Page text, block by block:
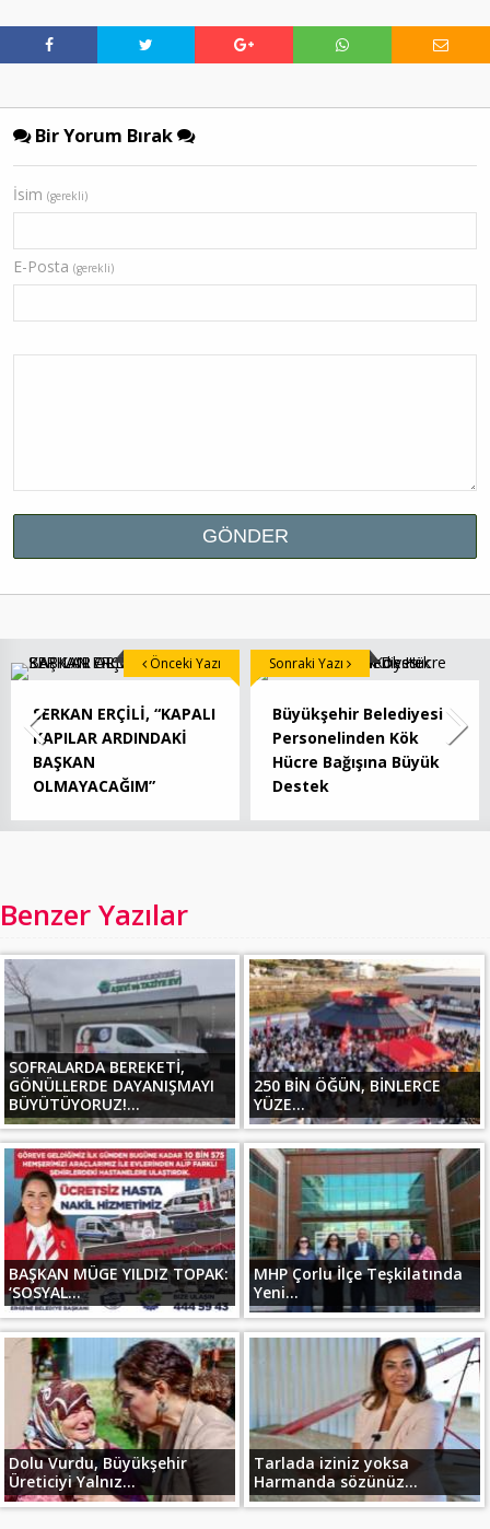
Bir Yorum Bırak
İsim (gerekli)
E-Posta (gerekli)
SERKAN ERÇİLİ, “KAPALI
KAPILAR ARDINDAKİ
BAŞKAN
OLMAYACAĞIM”
Önceki Yazı
Büyükşehir Belediyesi
Personelinden Kök
Hücre Bağışına Büyük
Destek
Sonraki Yazı
Benzer Yazılar
SOFRALARDA BEREKETİ,
GÖNÜLLERDE DAYANIŞMAYI
BÜYÜTÜYORUZ!...
250 BİN ÖĞÜN, BİNLERCE
YÜZE...
BAŞKAN MÜGE YILDIZ TOPAK:
‘SOSYAL...
MHP Çorlu İlçe Teşkilatında
Yeni...
Dolu Vurdu, Büyükşehir
Üreticiyi Yalnız...
Tarlada iziniz yoksa
Harmanda sözünüz...